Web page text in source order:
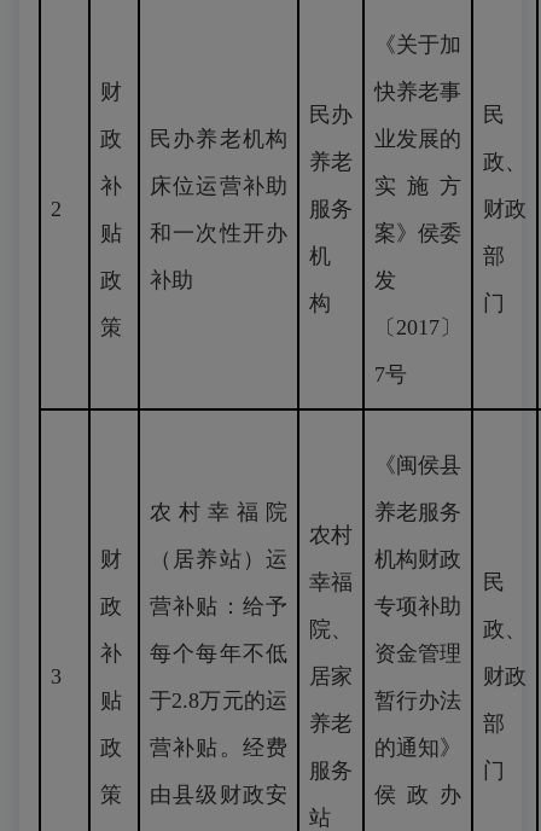
2
财
政
补
贴
政
策
民办养老机构
床位运营补助
和一次性开办
补助
民办
养老
服务
机
构
《关于加
快养老事
业发展的
实施方
案》侯委
发
〔2017〕
7号
民
政、
财政
部
门
3
财
政
补
贴
政
策
农村幸福院
（居养站）运
营补贴：给予
每个每年不低
于2.8万元的运
营补贴。经费
由县级财政安
农村
幸福
院、
居家
养老
服务
站
《闽侯县
养老服务
机构财政
专项补助
资金管理
暂行办法
的通知》
侯政办
民
政、
财政
部
门